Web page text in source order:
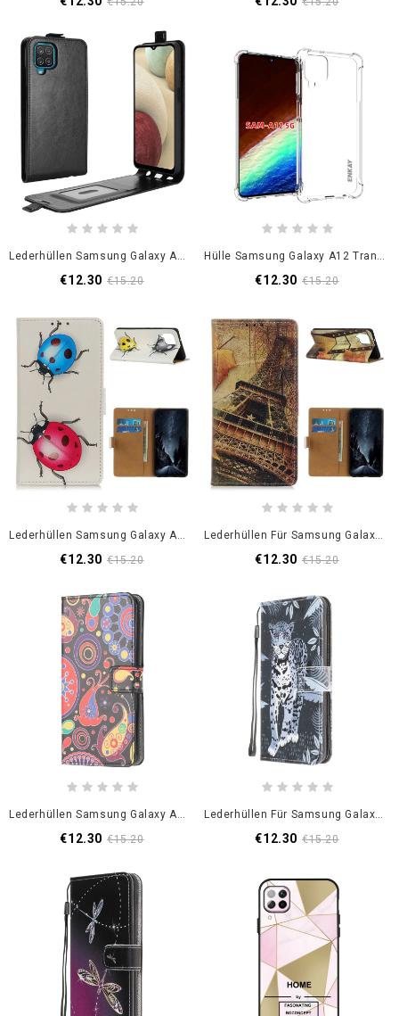
Lederhüllen Samsung Galaxy A12 Schwarz Vertikale Ledereffektklappe
€12.30 €15.20
Hülle Samsung Galaxy A12 Transparentes Enkay
€12.30 €15.20
Lederhüllen Samsung Galaxy A12 Marienkäfer
€12.30 €15.20
Lederhüllen Für Samsung Galaxy A12 Eiffelturm Im Herbst
€12.30 €15.20
Lederhüllen Samsung Galaxy A12 Galaxienentwurf
€12.30 €15.20
Lederhüllen Für Samsung Galaxy A12 Leopard Mit Tanga
€12.30 €15.20